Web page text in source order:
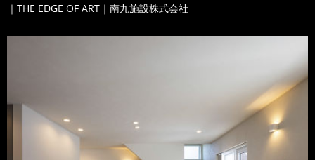
｜THE EDGE OF ART｜南九施設株式会社